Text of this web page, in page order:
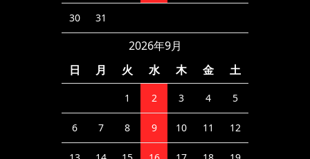
30 31
2026年9月
日
月 火 水 木 金 土
1 2 3 4 5
6 7 8 9 10 11 12